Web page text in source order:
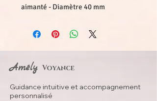
aimanté - Diamètre 40 mm
Amély Voyance
Guidance intuitive et accompagnement
personnalisé